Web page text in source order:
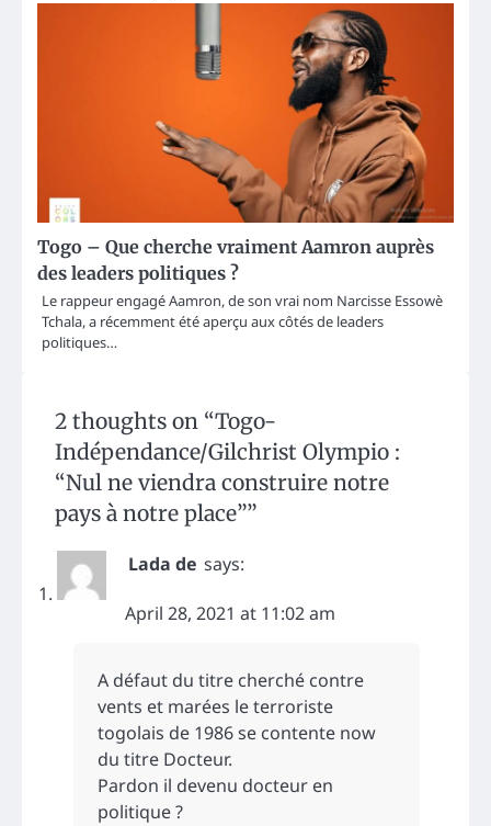
Togo – Que cherche vraiment Aamron auprès
des leaders politiques ?
Le rappeur engagé Aamron, de son vrai nom Narcisse Essowè
Tchala, a récemment été aperçu aux côtés de leaders
politiques…
2 thoughts on “Togo-
Indépendance/Gilchrist Olympio :
“Nul ne viendra construire notre
pays à notre place””
Lada de says:
April 28, 2021 at 11:02 am
A défaut du titre cherché contre
vents et marées le terroriste
togolais de 1986 se contente now
du titre Docteur.
Pardon il devenu docteur en
politique ?